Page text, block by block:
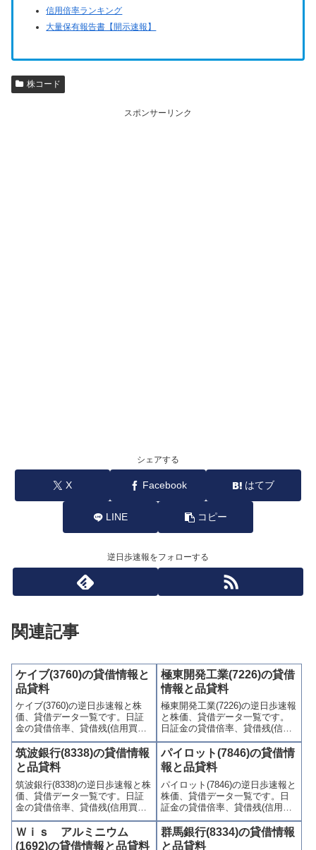
信用倍率ランキング
大量保有報告書【開示速報】
株コード
スポンサーリンク
シェアする
X Facebook はてブ
LINE コピー
逆日歩速報をフォローする
関連記事
ケイブ(3760)の貸借情報と
品貸料
ケイブ(3760)の逆日歩速報と株
価、貸借データ一覧です。日証
金の貸借倍率、貸借残(信用買
残、信用売残)、品貸料(逆日
歩)、東証の週末残高、規制(注意
喚起・申込停止)など、空売り関
連情報を集計し、図解でわかり
やすくまとめて掲載していま
す。
極東開発工業(7226)の貸借
情報と品貸料
極東開発工業(7226)の逆日歩速報
と株価、貸借データ一覧です。
日証金の貸借倍率、貸借残(信用
買残、信用売残)、品貸料(逆日
歩)、東証の週末残高、規制(注意
喚起・申込停止)など、空売り関
連情報を集計し、図解でわかり
やすくまとめて掲載していま
す。
筑波銀行(8338)の貸借情報
と品貸料
筑波銀行(8338)の逆日歩速報と株
価、貸借データ一覧です。日証
金の貸借倍率、貸借残(信用買
残、信用売残)、品貸料(逆日
歩)、東証の週末残高、規制(注意
喚起・申込停止)など、空売り関
パイロット(7846)の貸借情
報と品貸料
パイロット(7846)の逆日歩速報と
株価、貸借データ一覧です。日
証金の貸借倍率、貸借残(信用買
残、信用売残)、品貸料(逆日
歩)、東証の週末残高、規制(注意
喚起・申込停止)など、空売り関
Ｗｉｓ アルミニウム
(1692)の貸借情報と品貸料
群馬銀行(8334)の貸借情報
と品貸料